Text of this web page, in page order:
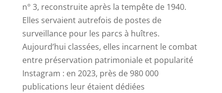
n° 3, reconstruite après la tempête de 1940.
Elles servaient autrefois de postes de
surveillance pour les parcs à huîtres.
Aujourd’hui classées, elles incarnent le combat
entre préservation patrimoniale et popularité
Instagram : en 2023, près de 980 000
publications leur étaient dédiées